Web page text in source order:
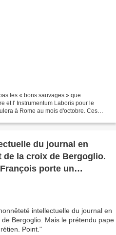
les « bons sauvages » que
et l' Instrumentum Laboris pour le
à Rome au mois d'octobre. Ces
du journal en
de la croix de Bergoglio.
porte un